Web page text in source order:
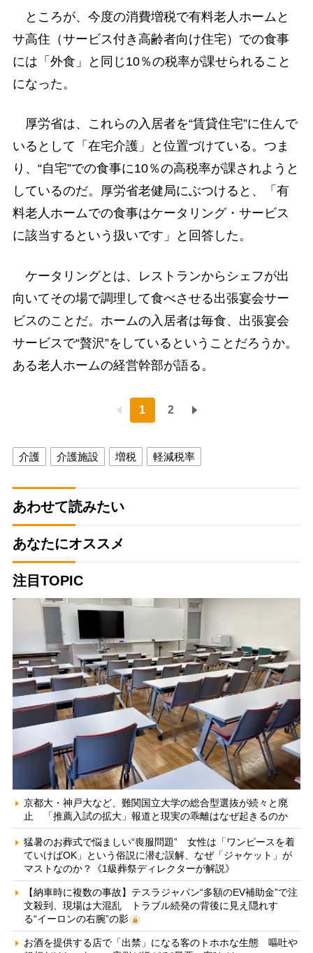
ところが、今度の消費増税で有料老人ホームと
サ高住（サービス付き高齢者向け住宅）での食事
には「外食」と同じ10％の税率が課せられること
になった。
厚労省は、これらの入居者を“賃貸住宅”に住んで
いるとして「在宅介護」と位置づけている。つま
り、“自宅”での食事に10％の高税率が課されようと
しているのだ。厚労省老健局にぶつけると、「有
料老人ホームでの食事はケータリング・サービス
に該当するという扱いです」と回答した。
ケータリングとは、レストランからシェフが出
向いてその場で調理して食べさせる出張宴会サー
ビスのことだ。ホームの入居者は毎食、出張宴会
サービスで“贅沢”をしているということだろうか。
ある老人ホームの経営幹部が語る。
1 2
介護 介護施設 増税 軽減税率
あわせて読みたい
あなたにオススメ
注目TOPIC
京都大・神戸大など、難関国立大学の総合型選抜が続々と廃
止 「推薦入試の拡大」報道と現実の乖離はなぜ起きるのか
猛暑のお葬式で悩ましい“喪服問題” 女性は「ワンピースを着
ていけばOK」という俗説に潜む誤解、なぜ「ジャケット」が
マストなのか？《1級葬祭ディレクターが解説》
【納車時に複数の事故】テスラジャパン“多額のEV補助金”で注
文殺到、現場は大混乱 トラブル続発の背後に見え隠れす
る“イーロンの右腕”の影
お酒を提供する店で「出禁」になる客のトホホな生態 嘔吐や